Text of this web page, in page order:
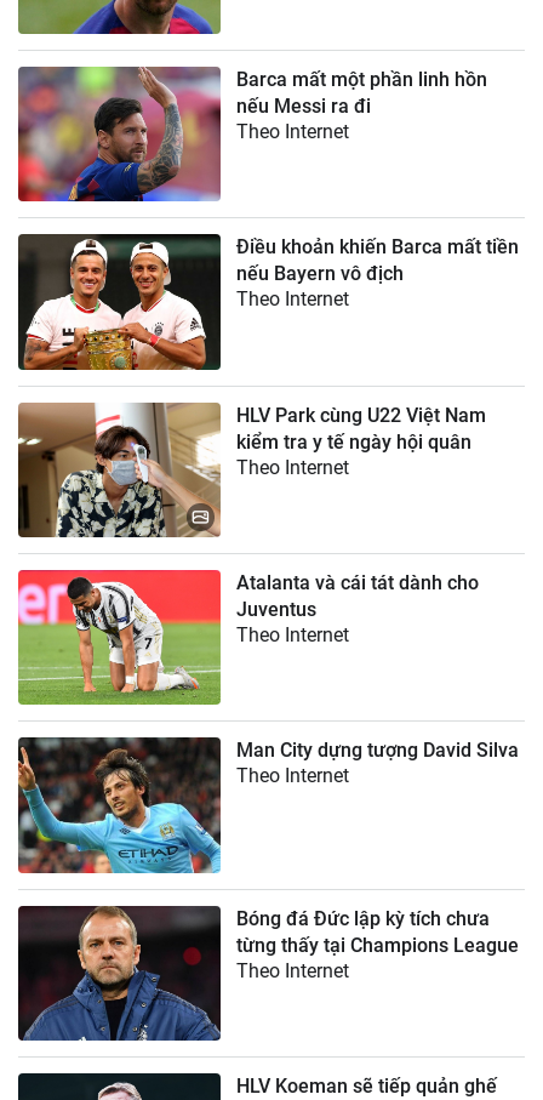
Barca mất một phần linh hồn
nếu Messi ra đi
Theo Internet
Điều khoản khiến Barca mất tiền
nếu Bayern vô địch
Theo Internet
HLV Park cùng U22 Việt Nam
kiểm tra y tế ngày hội quân
Theo Internet
Atalanta và cái tát dành cho
Juventus
Theo Internet
Man City dựng tượng David Silva
Theo Internet
Bóng đá Đức lập kỳ tích chưa
từng thấy tại Champions League
Theo Internet
HLV Koeman sẽ tiếp quản ghế